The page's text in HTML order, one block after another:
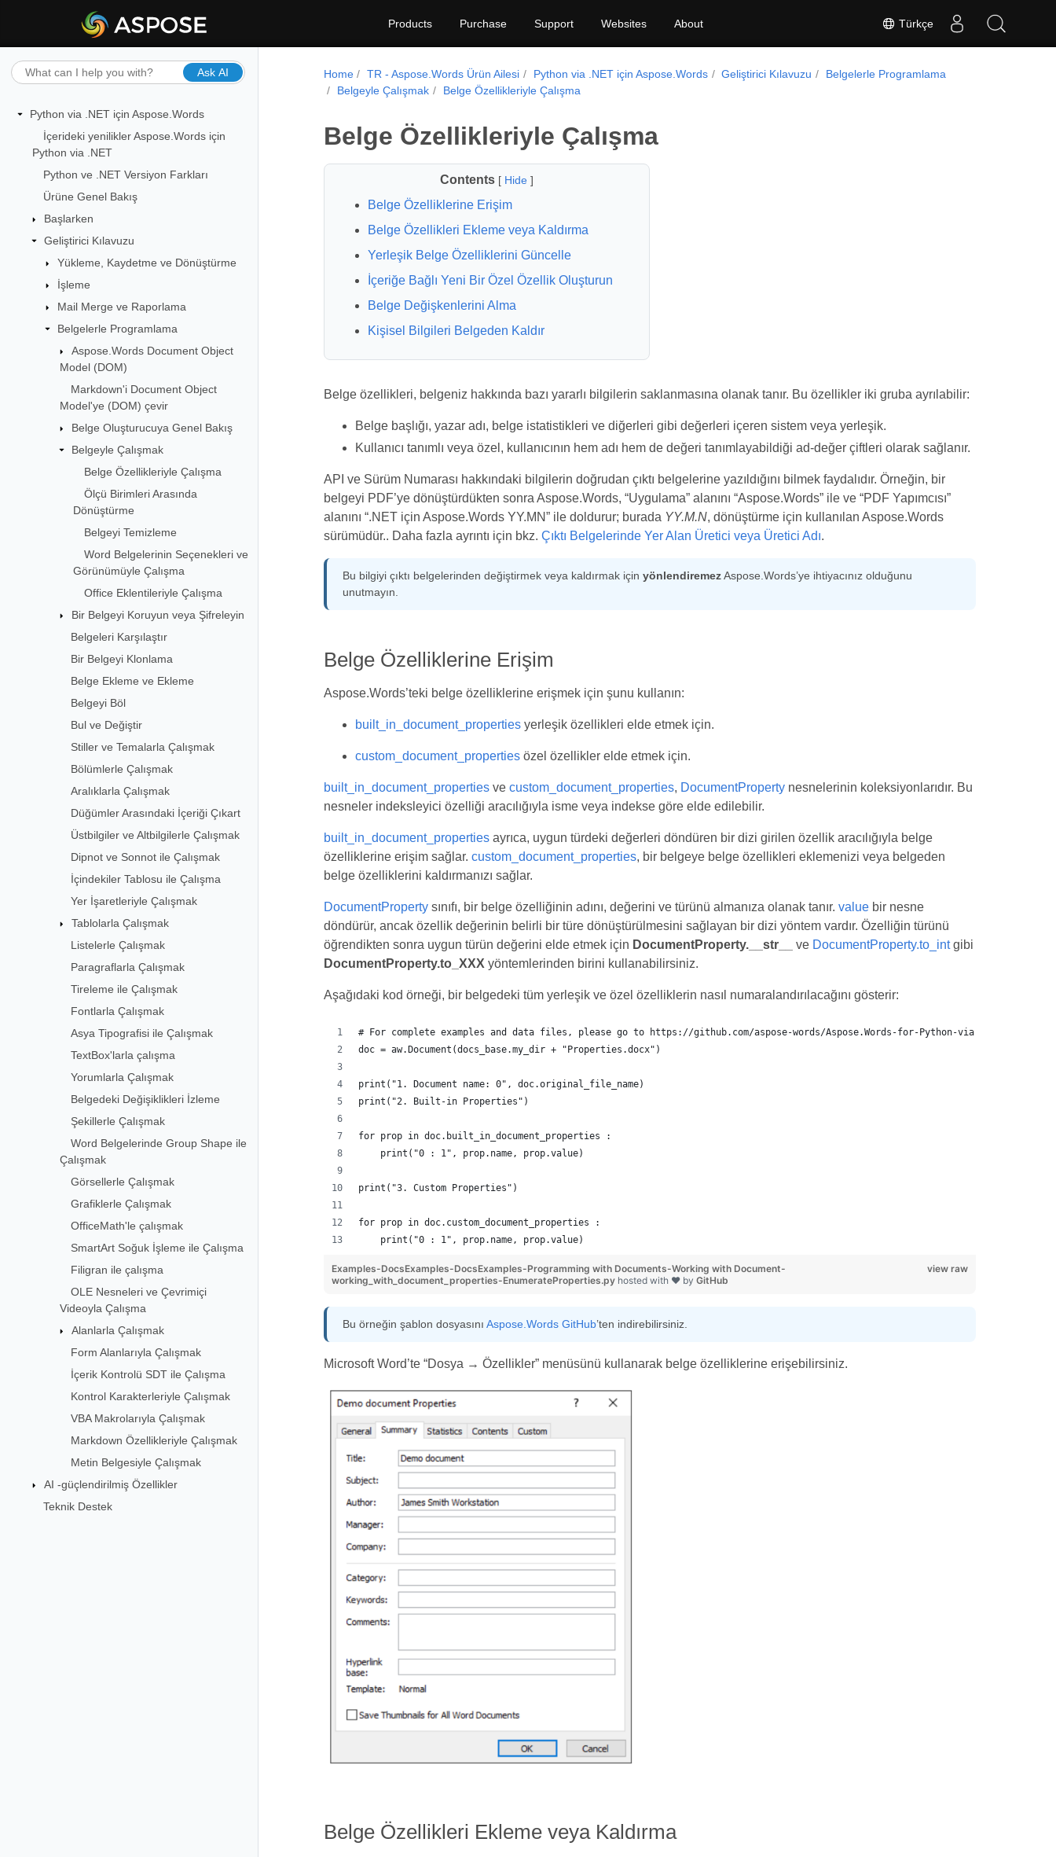
Türkçe
Products Purchase Support Websites About
Ask AI
Python via .NET için Aspose.Words
İçerideki yenilikler Aspose.Words için
Python via .NET
Python ve .NET Versiyon Farkları
Ürüne Genel Bakış
Başlarken
Geliştirici Kılavuzu
Yükleme, Kaydetme ve Dönüştürme
İşleme
Mail Merge ve Raporlama
Belgelerle Programlama
Aspose.Words Document Object
Model (DOM)
Markdown'i Document Object
Model'ye (DOM) çevir
Belge Oluşturucuya Genel Bakış
Belgeyle Çalışmak
Belge Özellikleriyle Çalışma
Ölçü Birimleri Arasında
Dönüştürme
Belgeyi Temizleme
Word Belgelerinin Seçenekleri ve
Görünümüyle Çalışma
Office Eklentileriyle Çalışma
Bir Belgeyi Koruyun veya Şifreleyin
Belgeleri Karşılaştır
Bir Belgeyi Klonlama
Belge Ekleme ve Ekleme
Belgeyi Böl
Bul ve Değiştir
Stiller ve Temalarla Çalışmak
Bölümlerle Çalışmak
Aralıklarla Çalışmak
Düğümler Arasındaki İçeriği Çıkart
Üstbilgiler ve Altbilgilerle Çalışmak
Dipnot ve Sonnot ile Çalışmak
İçindekiler Tablosu ile Çalışma
Yer İşaretleriyle Çalışmak
Tablolarla Çalışmak
Listelerle Çalışmak
Paragraflarla Çalışmak
Tireleme ile Çalışmak
Fontlarla Çalışmak
Asya Tipografisi ile Çalışmak
TextBox'larla çalışma
Yorumlarla Çalışmak
Belgedeki Değişiklikleri İzleme
Şekillerle Çalışmak
Word Belgelerinde Group Shape ile
Çalışmak
Görsellerle Çalışmak
Grafiklerle Çalışmak
OfficeMath'le çalışmak
SmartArt Soğuk İşleme ile Çalışma
Filigran ile çalışma
OLE Nesneleri ve Çevrimiçi
Videoyla Çalışma
Alanlarla Çalışmak
Form Alanlarıyla Çalışmak
İçerik Kontrolü SDT ile Çalışma
Kontrol Karakterleriyle Çalışmak
VBA Makrolarıyla Çalışmak
Markdown Özellikleriyle Çalışmak
Metin Belgesiyle Çalışmak
AI -güçlendirilmiş Özellikler
Teknik Destek
Home TR - Aspose.Words Ürün Ailesi Python via .NET için Aspose.Words Geliştirici Kılavuzu
Belgelerle Programlama
Belgeyle Çalışmak
Belge Özellikleriyle Çalışma
Belge Özellikleriyle Çalışma
Contents[ Hide ]
Belge Özelliklerine Erişim
Belge Özellikleri Ekleme veya Kaldırma
Yerleşik Belge Özelliklerini Güncelle
İçeriğe Bağlı Yeni Bir Özel Özellik Oluşturun
Belge Değişkenlerini Alma
Kişisel Bilgileri Belgeden Kaldır
Belge özellikleri, belgeniz hakkında bazı yararlı bilgilerin saklanmasına olanak tanır. Bu özellikler iki gruba ayrılabilir:
Belge başlığı, yazar adı, belge istatistikleri ve diğerleri gibi değerleri içeren sistem veya yerleşik.
Kullanıcı tanımlı veya özel, kullanıcının hem adı hem de değeri tanımlayabildiği ad-değer çiftleri olarak sağlanır.
API ve Sürüm Numarası hakkındaki bilgilerin doğrudan çıktı belgelerine yazıldığını bilmek faydalıdır. Örneğin, bir
belgeyi PDF’ye dönüştürdükten sonra Aspose.Words, “Uygulama” alanını “Aspose.Words” ile ve “PDF Yapımcısı”
alanını “.NET için Aspose.Words YY.MN” ile doldurur; burada YY.M.N, dönüştürme için kullanılan Aspose.Words
sürümüdür.. Daha fazla ayrıntı için bkz. Çıktı Belgelerinde Yer Alan Üretici veya Üretici Adı.
Bu bilgiyi çıktı belgelerinden değiştirmek veya kaldırmak için yönlendiremezAspose.Words’ye ihtiyacınız olduğunu
unutmayın.
Belge Özelliklerine Erişim
Aspose.Words’teki belge özelliklerine erişmek için şunu kullanın:
built_in_document_propertiesyerleşik özellikleri elde etmek için.
custom_document_propertiesözel özellikler elde etmek için.
built_in_document_propertiesve custom_document_properties, DocumentPropertynesnelerinin koleksiyonlarıdır. Bu
nesneler indeksleyici özelliği aracılığıyla isme veya indekse göre elde edilebilir.
built_in_document_propertiesayrıca, uygun türdeki değerleri döndüren bir dizi girilen özellik aracılığıyla belge
özelliklerine erişim sağlar. custom_document_properties, bir belgeye belge özellikleri eklemenizi veya belgeden
belge özelliklerini kaldırmanızı sağlar.
DocumentPropertysınıfı, bir belge özelliğinin adını, değerini ve türünü almanıza olanak tanır. valuebir nesne
döndürür, ancak özellik değerinin belirli bir türe dönüştürülmesini sağlayan bir dizi yöntem vardır. Özelliğin türünü
öğrendikten sonra uygun türün değerini elde etmek için DocumentProperty.__str__ ve DocumentProperty.to_intgibi
DocumentProperty.to_XXX yöntemlerinden birini kullanabilirsiniz.
Aşağıdaki kod örneği, bir belgedeki tüm yerleşik ve özel özelliklerin nasıl numaralandırılacağını gösterir:
# For complete examples and data files, please go to https://github.com/aspose-words/Aspose.Words-for-Python-via-.NET
doc = aw.Document(docs_base.my_dir + "Properties.docx")
print("1. Document name: 0", doc.original_file_name)
print("2. Built-in Properties")
for prop in doc.built_in_document_properties :
    print("0 : 1", prop.name, prop.value)
print("3. Custom Properties")
for prop in doc.custom_document_properties :
    print("0 : 1", prop.name, prop.value)
view raw
Examples-DocsExamples-DocsExamples-Programming with Documents-Working with Document-
working_with_document_properties-EnumerateProperties.py hosted with ❤ by GitHub
Bu örneğin şablon dosyasını Aspose.Words GitHub’ten indirebilirsiniz.
Microsoft Word’te “Dosya → Özellikler” menüsünü kullanarak belge özelliklerine erişebilirsiniz.
Belge Özellikleri Ekleme veya Kaldırma